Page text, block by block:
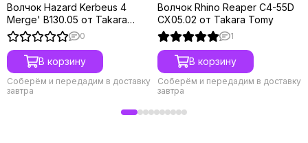
Волчок Hazard Kerbeus 4
Merge' B130.05 от Takara
Tomy
0
В корзину
Соберём и передадим в доставку
завтра
Волчок Rhino Reaper C4-55D
CX05.02 от Takara Tomy
1
В корзину
Соберём и передадим в доставку
завтра